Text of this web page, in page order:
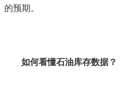
的预期。
如何看懂石油库存数据？